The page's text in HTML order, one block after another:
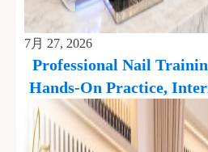
7月 27, 2026
Professional Nail
Hands-On Practice,